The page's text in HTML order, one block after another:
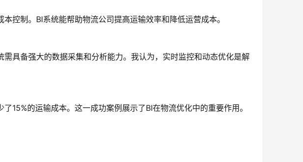
控制。BI系统能帮助物流公司提高运输效率和降低运营成本。
具备强大的数据采集和分析能力。我认为，实时监控和动态优化是解
15%的运输成本。这一成功案例展示了BI在物流优化中的重要作用。